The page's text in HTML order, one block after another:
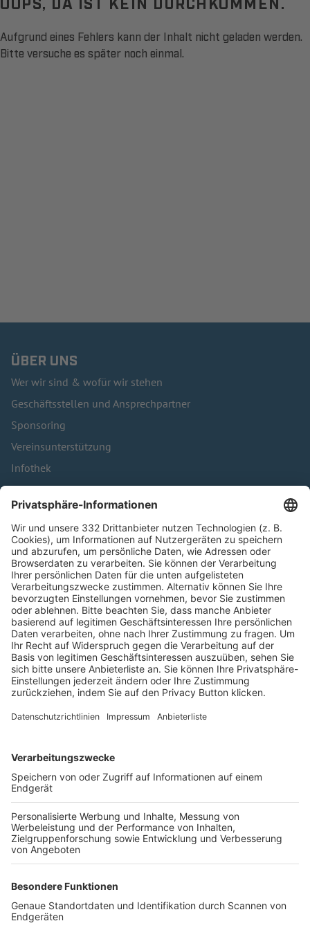
Aufgrund eines Fehlers kann der Inhalt nicht geladen werden.
Bitte versuche es später noch einmal.
ÜBER UNS
Wer wir sind & wofür wir stehen
Geschäftsstellen und Ansprechpartner
Sponsoring
Vereinsunterstützung
Infothek
Kontakt
HÄUFIG BESUCHTE SEITEN
Pässe und Vereinswechsel
Trainerausbildung
Schulungsangebot Vereinsmitarbeiter
BFV-Geschäftsstellen
Trainerbörse
Login SpielPlus
FOLGE DEM BFV
TOP-VEREINE
TOP-PARTNER